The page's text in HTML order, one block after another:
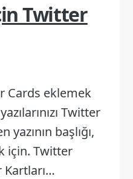
Twitter
Cards eklemek
Twitter
yazının başlığı,
için. Twitter
Kartları…